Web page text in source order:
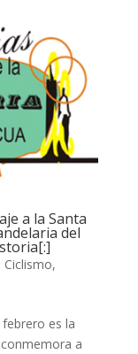
a la Santa
del
Ciclismo,
febrero es la
a